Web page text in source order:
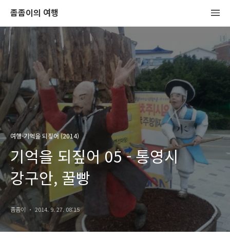
좀좀이의 여행
여행-기억을 되짚어 (2014)
기억을 되짚어 05 - 통영시
강구안, 꿀빵
좀좀이 2014. 9. 27. 08:15